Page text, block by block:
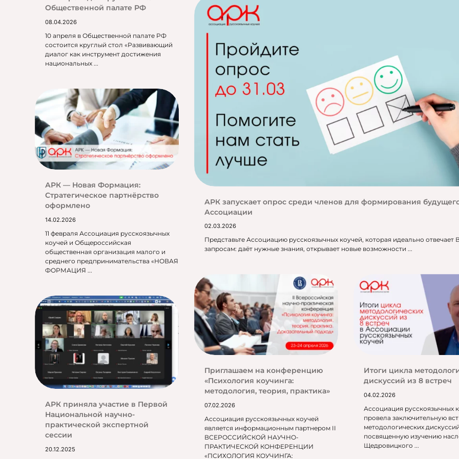
Общественной палате РФ
08.04.2026
10 апреля в Общественной палате РФ
состоится круглый стол «Развивающий
диалог как инструмент достижения
национальных ...
АРК запускает опрос среди членов для формирования
Ассоциации
02.03.2026
Представьте Ассоциацию русскоязычных коучей, которая идеально отвечает
запросам: даёт нужные знания, открывает новые возможности ...
АРК — Новая Формация:
Стратегическое партнёрство
оформлено
14.02.2026
11 февраля Ассоциация русскоязычных
коучей и Общероссийская
общественная организация малого и
среднего предпринимательства «НОВАЯ
ФОРМАЦИЯ ...
Приглашаем на конференцию
«Психология коучинга:
методология, теория, практика»
07.02.2026
Ассоциация русскоязычных коучей
является информационным партнером II
ВСЕРОССИЙСКОЙ НАУЧНО-
ПРАКТИЧЕСКОЙ КОНФЕРЕНЦИИ
«ПСИХОЛОГИЯ КОУЧИНГА:
Итоги цикла
дискуссий из 8 встреч
04.02.2026
Ассоциация русскоязычных
провела заключительную
методологических
посвященную изучению
Щедровицкого ...
АРК приняла участие в Первой
Национальной научно-
практической экспертной
сессии
20.12.2025